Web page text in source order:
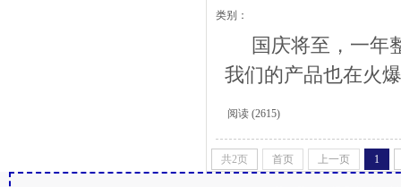
类别：
国庆将至，一年
我们的产品也在火
阅读 (2615)
共2页 首页 上一页 1